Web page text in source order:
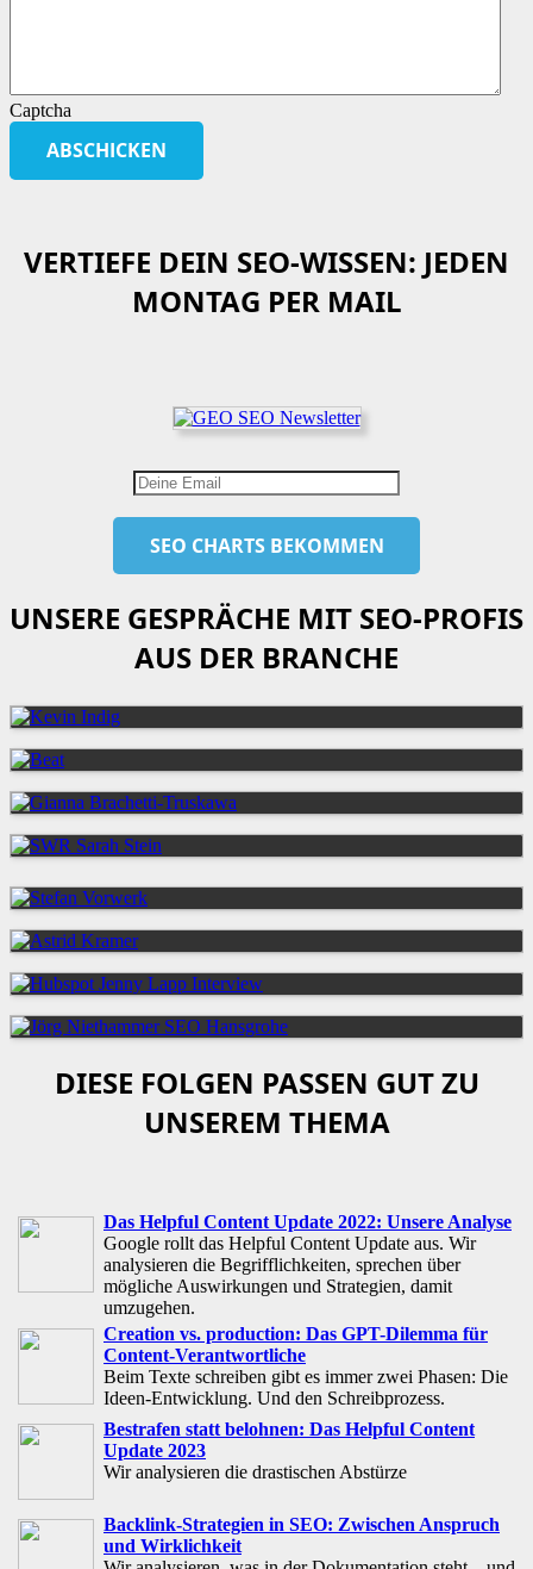
Captcha
VERTIEFE DEIN SEO-WISSEN: JEDEN
MONTAG PER MAIL
UNSERE GESPRÄCHE MIT SEO-PROFIS
AUS DER BRANCHE
DIESE FOLGEN PASSEN GUT ZU
UNSEREM THEMA
Das Helpful Content Update 2022: Unsere Analyse
Google rollt das Helpful Content Update aus. Wir
analysieren die Begrifflichkeiten, sprechen über
mögliche Auswirkungen und Strategien, damit
umzugehen.
Creation vs. production: Das GPT-Dilemma für
Content-Verantwortliche
Beim Texte schreiben gibt es immer zwei Phasen: Die
Ideen-Entwicklung. Und den Schreibprozess.
Bestrafen statt belohnen: Das Helpful Content
Update 2023
Wir analysieren die drastischen Abstürze
Backlink-Strategien in SEO: Zwischen Anspruch
und Wirklichkeit